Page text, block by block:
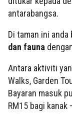
antarabangsa.
Di taman ini
dan fauna
Antara aktiviti
Walks, Garden
Bayaran masuk
RM15 bagi kanak